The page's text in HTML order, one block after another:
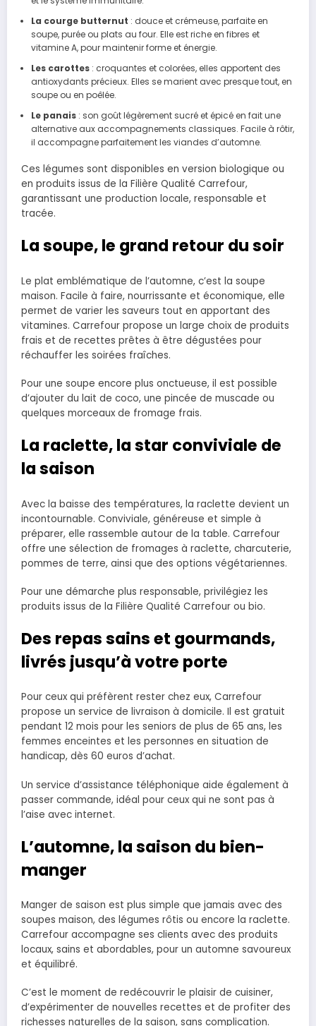
La courge butternut : douce et crémeuse, parfaite en
soupe, purée ou plats au four. Elle est riche en fibres et
vitamine A, pour maintenir forme et énergie.
Les carottes: croquantes et colorées, elles apportent des
antioxydants précieux. Elles se marient avec presque tout, en
soupe ou en poêlée.
Le panais: son goût légèrement sucré et épicé en fait une
alternative aux accompagnements classiques. Facile à rôtir,
il accompagne parfaitement les viandes d’automne.
Ces légumes sont disponibles en version biologique ou
en produits issus de la Filière Qualité Carrefour,
garantissant une production locale, responsable et
tracée.
La soupe, le grand retour du soir
Le plat emblématique de l’automne, c’est la soupe
maison. Facile à faire, nourrissante et économique, elle
permet de varier les saveurs tout en apportant des
vitamines. Carrefour propose un large choix de produits
frais et de recettes prêtes à être dégustées pour
réchauffer les soirées fraîches.
Pour une soupe encore plus onctueuse, il est possible
d’ajouter du lait de coco, une pincée de muscade ou
quelques morceaux de fromage frais.
La raclette, la star conviviale de
la saison
Avec la baisse des températures, la raclette devient un
incontournable. Conviviale, généreuse et simple à
préparer, elle rassemble autour de la table. Carrefour
offre une sélection de fromages à raclette, charcuterie,
pommes de terre, ainsi que des options végétariennes.
Pour une démarche plus responsable, privilégiez les
produits issus de la Filière Qualité Carrefour ou bio.
Des repas sains et gourmands,
livrés jusqu’à votre porte
Pour ceux qui préfèrent rester chez eux, Carrefour
propose un service de livraison à domicile. Il est gratuit
pendant 12 mois pour les seniors de plus de 65 ans, les
femmes enceintes et les personnes en situation de
handicap, dès 60 euros d’achat.
Un service d’assistance téléphonique aide également à
passer commande, idéal pour ceux qui ne sont pas à
l’aise avec internet.
L’automne, la saison du bien-
manger
Manger de saison est plus simple que jamais avec des
soupes maison, des légumes rôtis ou encore la raclette.
Carrefour accompagne ses clients avec des produits
locaux, sains et abordables, pour un automne savoureux
et équilibré.
C’est le moment de redécouvrir le plaisir de cuisiner,
d’expérimenter de nouvelles recettes et de profiter des
richesses naturelles de la saison, sans complication.